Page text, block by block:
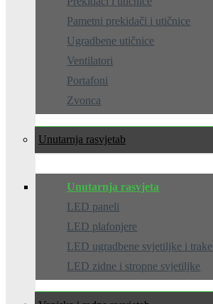
Pametni prekidači i utičnice
Ugradbene utičnice
Ventilatori
Portafoni
Zvonca
Unutarnja rasvjeta
Unutarnja rasvjeta
LED paneli
LED plafonjere
LED ugradbene svjetiljke i trake
LED zidne i stropne svjetiljke